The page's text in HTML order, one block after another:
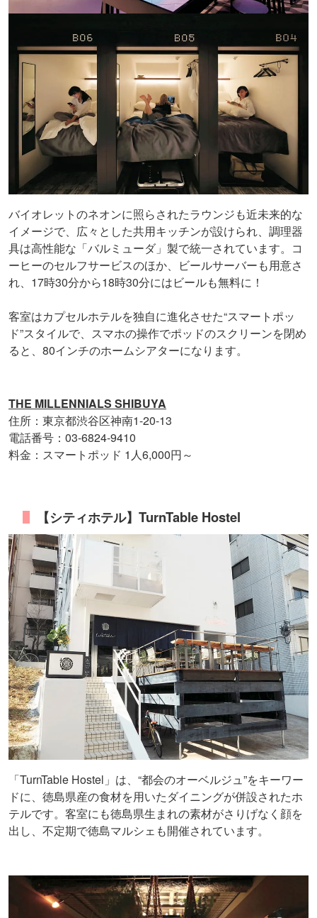
バイオレットのネオンに照らされたラウンジも近未来的な
イメージで、広々とした共用キッチンが設けられ、調理器
具は高性能な「バルミューダ」製で統一されています。コ
ーヒーのセルフサービスのほか、ビールサーバーも用意さ
れ、17時30分から18時30分にはビールも無料に！
客室はカプセルホテルを独自に進化させた“スマートポッ
ド”スタイルで、スマホの操作でポッドのスクリーンを閉め
ると、80インチのホームシアターになります。
THE MILLENNIALS SHIBUYA
住所：東京都渋谷区神南1-20-13
電話番号：03-6824-9410
料金：スマートポッド 1人6,000円～
【シティホテル】TurnTable Hostel
「TurnTable Hostel」は、“都会のオーベルジュ”をキーワー
ドに、徳島県産の食材を用いたダイニングが併設されたホ
テルです。客室にも徳島県生まれの素材がさりげなく顔を
出し、不定期で徳島マルシェも開催されています。